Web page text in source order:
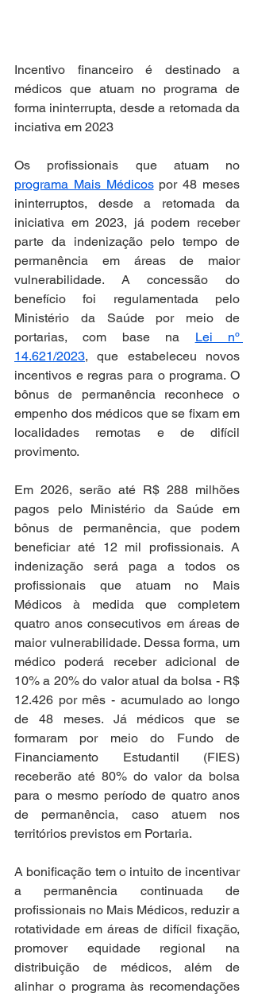
Incentivo financeiro é destinado a
médicos que atuam no programa de
forma ininterrupta, desde a retomada da
inciativa em 2023
programa Mais Médicos por 48 meses
ininterruptos, desde a retomada da
iniciativa em 2023, já podem receber
parte da indenização pelo tempo de
permanência em áreas de maior
vulnerabilidade. A concessão do
benefício foi regulamentada pelo
Ministério da Saúde por meio de
portarias, com base na Lei nº
14.621/2023, que estabeleceu novos
incentivos e regras para o programa. O
bônus de permanência reconhece o
empenho dos médicos que se fixam em
localidades remotas e de difícil
provimento.
Em 2026, serão até R$ 288 milhões
pagos pelo Ministério da Saúde em
bônus de permanência, que podem
beneficiar até 12 mil profissionais. A
indenização será paga a todos os
profissionais que atuam no Mais
Médicos à medida que completem
quatro anos consecutivos em áreas de
maior vulnerabilidade. Dessa forma, um
médico poderá receber adicional de
10% a 20% do valor atual da bolsa - R$
12.426 por mês - acumulado ao longo
de 48 meses. Já médicos que se
formaram por meio do Fundo de
Financiamento Estudantil (FIES)
receberão até 80% do valor da bolsa
para o mesmo período de quatro anos
de permanência, caso atuem nos
territórios previstos em Portaria.
A bonificação tem o intuito de incentivar
a permanência continuada de
profissionais no Mais Médicos, reduzir a
rotatividade em áreas de difícil fixação,
promover equidade regional na
distribuição de médicos, além de
alinhar o programa às recomendações